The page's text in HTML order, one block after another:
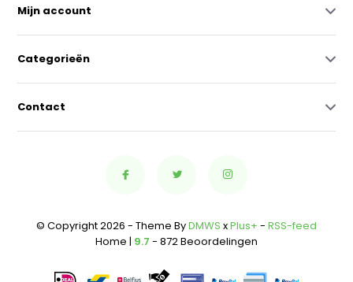
Mijn account
Categorieën
Contact
© Copyright 2026 - Theme ByDMWS xPlus+ - RSS-feed
Home | 9.7 - 872 Beoordelingen